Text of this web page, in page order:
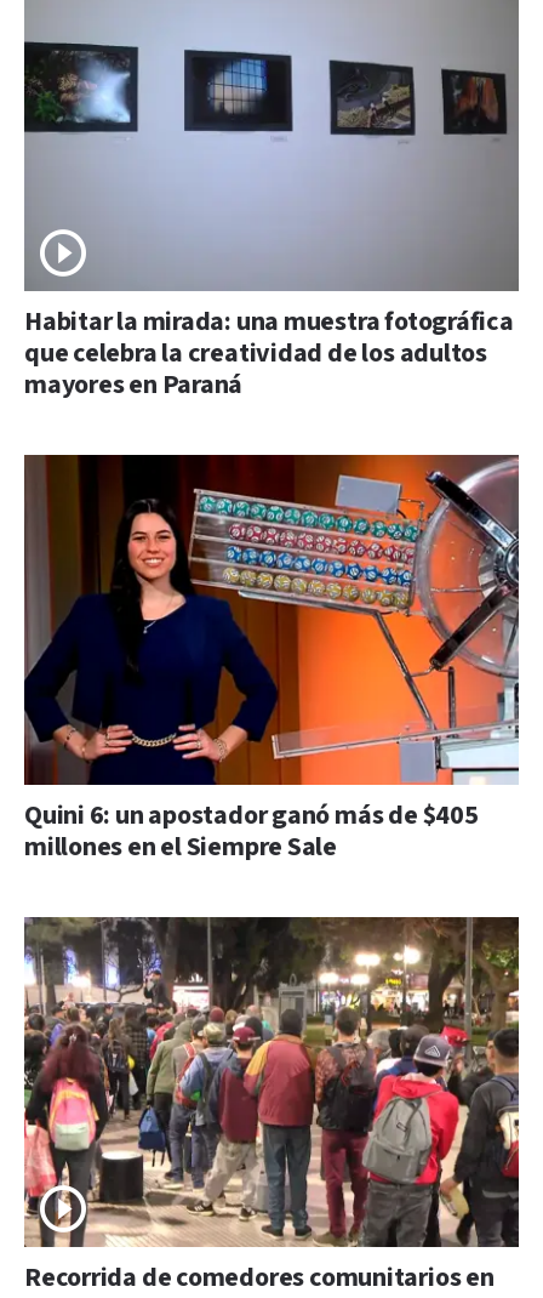
Habitar la mirada: una muestra fotográfica
que celebra la creatividad de los adultos
mayores en Paraná
Quini 6: un apostador ganó más de $405
millones en el Siempre Sale
Recorrida de comedores comunitarios en